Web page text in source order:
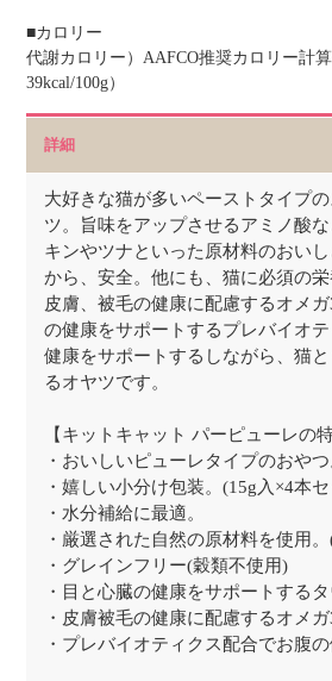
■カロリー
代謝カロリー）AAFCO推奨カロリー計算
39kcal/100g）
詳細
大好きな猫が多いペーストタイプ
ツ。旨味をアップさせるアミノ酸
キンやツナといった原材料のおい
から、安全。他にも、猫に必須の栄
皮膚、被毛の健康に配慮するオメ
の健康をサポートするプレバイオ
健康をサポートするしながら、猫
るオヤツです。
【キットキャット パーピューレの特
・おいしいピューレタイプのおやつ
・嬉しい小分け包装。(15g入×4本
・水分補給に最適。
・厳選された自然の原材料を使用
・グレインフリー(穀類不使用)
・目と心臓の健康をサポートするタ
・皮膚被毛の健康に配慮するオメガ
・プレバイオティクス配合でお腹